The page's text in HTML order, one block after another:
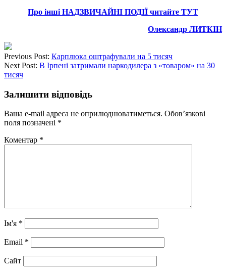
Про інші НАДЗВИЧАЙНІ ПОДІЇ читайте ТУТ
Олександр ЛИТКІН
Previous Post: Карплюка оштрафували на 5 тисяч
Next Post: В Ірпені затримали наркодилера з «товаром» на 30
тисяч
Залишити відповідь
Ваша e-mail адреса не оприлюднюватиметься. Обов’язкові
поля позначені *
Коментар *
Ім'я *
Email *
Сайт